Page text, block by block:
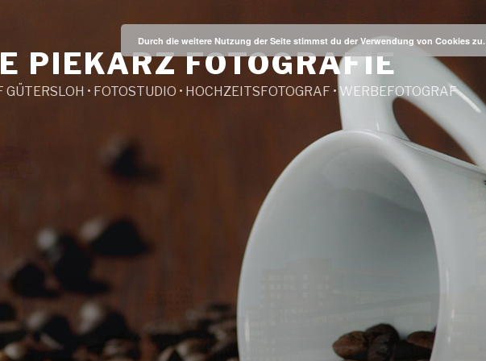
PIEKARZ FOTOGRAFIE
GÜTERSLOH • FOTOSTUDIO • HOCHZEITSFOTOGRAF • WERBEFOTOGRAF
Durch die weitere Nutzung der Seite stimmst du der Verwendung von Cookies zu.